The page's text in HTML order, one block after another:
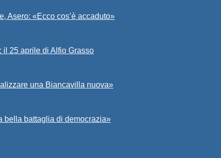
Asero: «Ecco cos’è accaduto»
il 25 aprile di Alfio Grasso
una Biancavilla nuova»
bella battaglia di democrazia»